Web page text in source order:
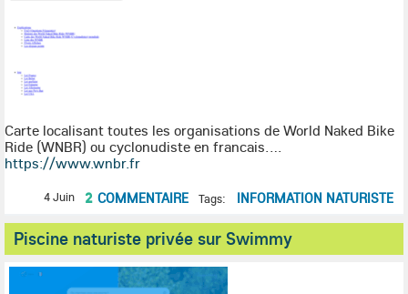
Carte localisant toutes les organisations de World Naked Bike
Ride (WNBR) ou cyclonudiste en francais.…
https://www.wnbr.fr
4 Juin 2 COMMENTAIRE Tags: INFORMATION NATURISTE
Piscine naturiste privée sur Swimmy